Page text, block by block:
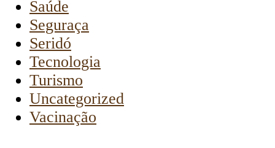
Saúde
Seguraça
Seridó
Tecnologia
Turismo
Uncategorized
Vacinação